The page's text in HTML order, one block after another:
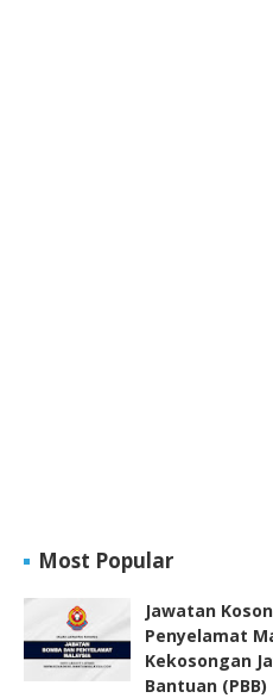
Most Popular
Jawatan
Penyelamat
Kekosongan
Bantuan (PBB)